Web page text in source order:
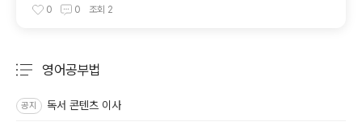
0 0 조회 2
영어공부법
공지 독서 콘텐츠 이사